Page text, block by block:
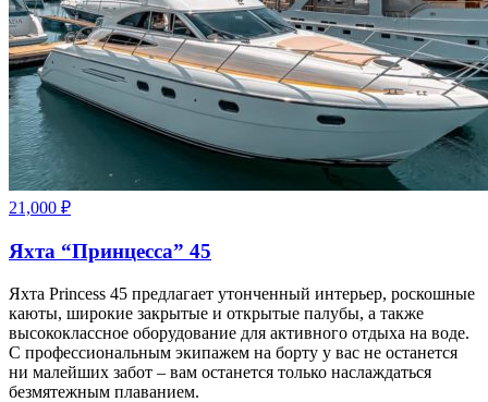
21,000 ₽
Яхта “Принцесса” 45
Яхта Princess 45 предлагает утонченный интерьер, роскошные
каюты, широкие закрытые и открытые палубы, а также
высококлассное оборудование для активного отдыха на воде.
С профессиональным экипажем на борту у вас не останется
ни малейших забот – вам останется только наслаждаться
безмятежным плаванием.